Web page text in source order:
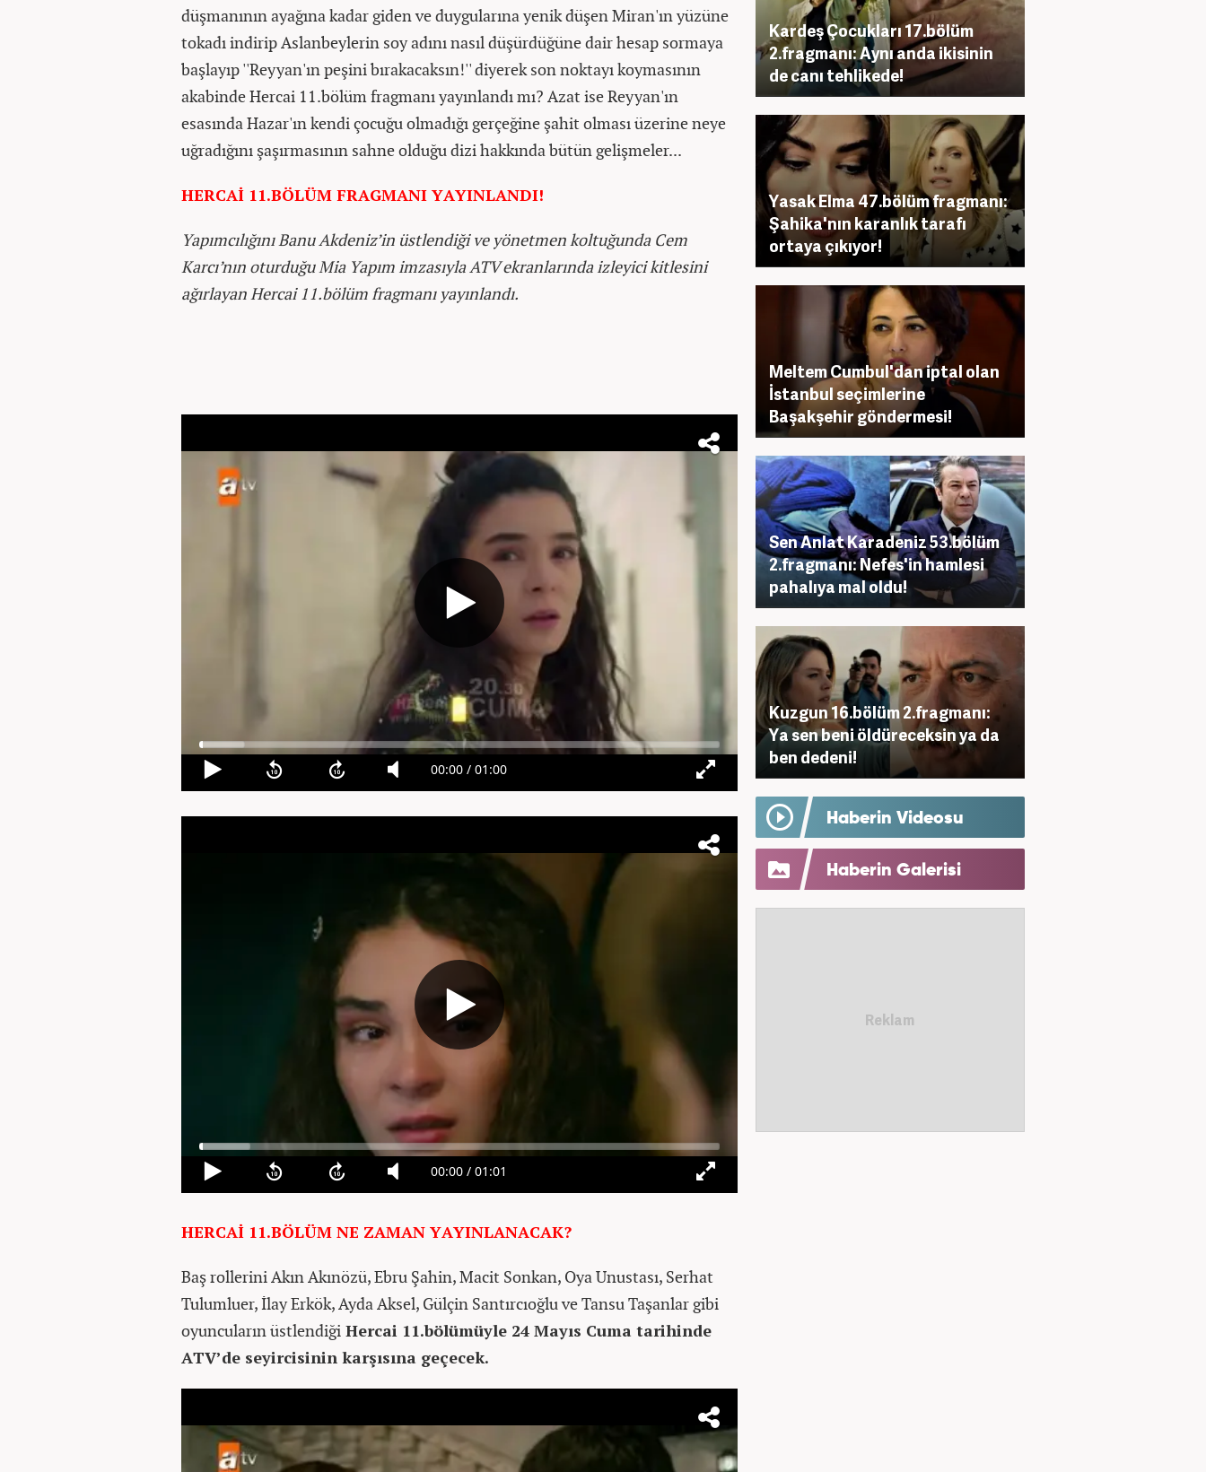
düşmanının ayağına kadar giden ve duygularına yenik düşen Miran'ın yüzüne
tokadı indirip Aslanbeylerin soy adını nasıl düşürdüğüne dair hesap sormaya
başlayıp ''Reyyan'ın peşini bırakacaksın!'' diyerek son noktayı koymasının
akabinde Hercai 11.bölüm fragmanı yayınlandı mı? Azat ise Reyyan'ın
esasında Hazar'ın kendi çocuğu olmadığı gerçeğine şahit olması üzerine neye
uğradığını şaşırmasının sahne olduğu dizi hakkında bütün gelişmeler...
HERCAİ 11.BÖLÜM FRAGMANI YAYINLANDI!
Yapımcılığını Banu Akdeniz’in üstlendiği ve yönetmen koltuğunda Cem
Karcı’nın oturduğu Mia Yapım imzasıyla ATV ekranlarında izleyici kitlesini
ağırlayan Hercai 11.bölüm fragmanı yayınlandı.
HERCAİ 11.BÖLÜM NE ZAMAN YAYINLANACAK?
Baş rollerini Akın Akınözü, Ebru Şahin, Macit Sonkan, Oya Unustası, Serhat
Tulumluer, İlay Erkök, Ayda Aksel, Gülçin Santırcıoğlu ve Tansu Taşanlar gibi
oyuncuların üstlendiği Hercai 11.bölümüyle 24 Mayıs Cuma tarihinde
ATV’de seyircisinin karşısına geçecek.
Kardeş Çocukları 17.bölüm
2.fragmanı: Aynı anda ikisinin
de canı tehlikede!
Yasak Elma 47.bölüm fragmanı:
Şahika'nın karanlık tarafı
ortaya çıkıyor!
Meltem Cumbul'dan iptal olan
İstanbul seçimlerine
Başakşehir göndermesi!
Sen Anlat Karadeniz 53.bölüm
2.fragmanı: Nefes'in hamlesi
pahalıya mal oldu!
Kuzgun 16.bölüm 2.fragmanı:
Ya sen beni öldüreceksin ya da
ben dedeni!
Haberin Videosu
Haberin Galerisi